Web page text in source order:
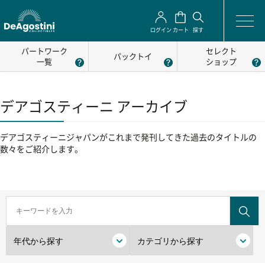
ログイン カート 探す
パートワーク
一覧
パックトイ
セレクト
ショップ
デアゴスティーニ アーカイブ
デアゴスティーニジャパンがこれまで発刊してきた過去のタイトルの
数々をご紹介します。